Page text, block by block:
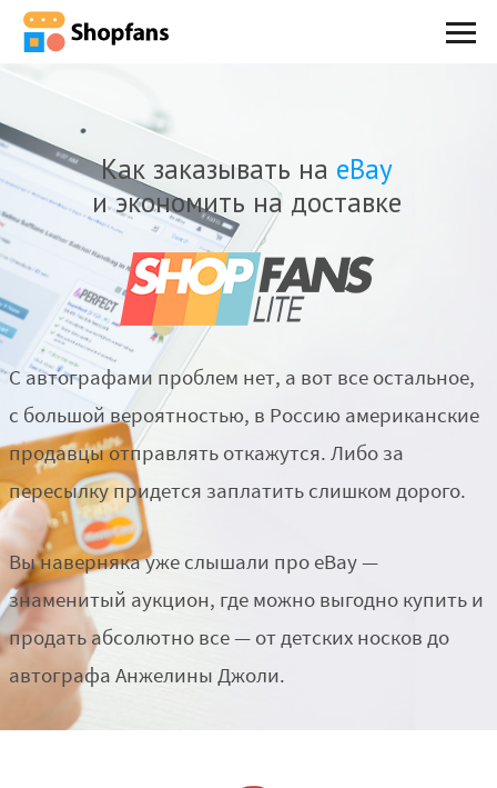
Как заказывать на eBay
и экономить на доставке
С автографами проблем нет, а вот все остальное,
с большой вероятностью, в Россию американские
продавцы отправлять откажутся. Либо за
пересылку придется заплатить слишком дорого.
Вы наверняка уже слышали про eBay —
знаменитый аукцион, где можно выгодно купить и
продать абсолютно все — от детских носков до
автографа Анжелины Джоли.